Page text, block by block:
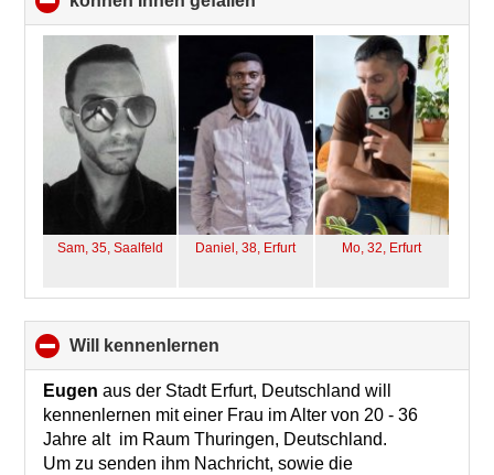
to
contents
Sam, 35, Saalfeld Daniel, 38, Erfurt Mo, 32, Erfurt
will kennenlernen
to
collapse
contents
Eugen aus der Stadt Erfurt, Deutschland will
kennenlernen mit einer Frau im Alter von 20 - 36
Jahre alt im Raum Thuringen, Deutschland.
Um zu senden ihm Nachricht, sowie die